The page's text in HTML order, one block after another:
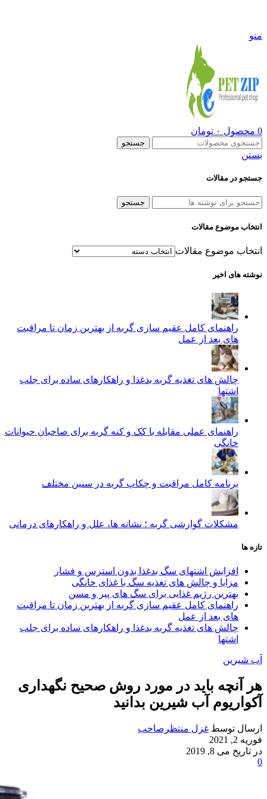
منو
0 محصول ۰ تومان
جستجو
بستن
جستجو در مقالات
جستجو
انتخاب موضوع مقالات
انتخاب موضوع مقالات
نوشته های اخیر
راهنمای کامل عقیم سازی گربه از بهترین زمان تا مراقبت‌
های بعد از عمل
چالش‌ های تغذیه گربه بدغذا و راهکارهای ساده برای جلب
اشتها
راهنمای عملی مقابله با کک و کنه گربه برای صاحبان حیوانات
خانگی
برنامه کامل مراقبت و چکاپ گربه در سنین مختلف
مشکلات گوارشی گربه ؛ نشانه‌ ها، علل و راهکارهای درمانی
تازه ها
افزایش اشتهای سگ بدغذا بدون استرس و فشار
مزایا و چالش‌ های تغذیه سگ با غذای خانگی
بهترین رژیم غذایی برای سگ‌ های پیر و مسن
راهنمای کامل عقیم سازی گربه از بهترین زمان تا مراقبت‌
های بعد از عمل
چالش‌ های تغذیه گربه بدغذا و راهکارهای ساده برای جلب
اشتها
آب شیرین
هر آنچه باید در مورد روش صحیح نگهداری
آکواریوم آب شیرین بدانید
ارسال توسط غزل منتظرصاحب
فوریه 2, 2021
در تاریخ می 8, 2019
0